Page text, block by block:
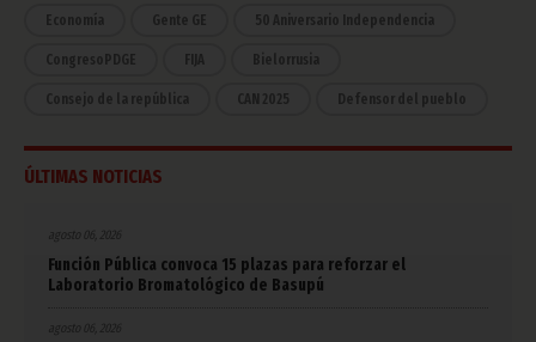
Economía Gente GE 50 Aniversario Independencia
CongresoPDGE FIJA Bielorrusia
Consejo de la república CAN 2025 Defensor del pueblo
ÚLTIMAS NOTICIAS
agosto 06, 2026
Función Pública convoca 15 plazas para reforzar el
Laboratorio Bromatológico de Basupú
agosto 06, 2026